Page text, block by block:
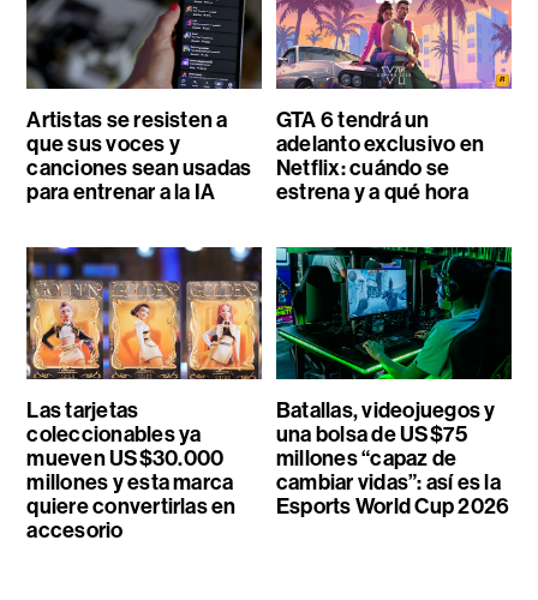
Artistas se resisten a
que sus voces y
canciones sean usadas
para entrenar a la IA
GTA 6 tendrá un
adelanto exclusivo en
Netflix: cuándo se
estrena y a qué hora
Las tarjetas
coleccionables ya
mueven US$30.000
millones y esta marca
quiere convertirlas en
accesorio
Batallas, videojuegos y
una bolsa de US$75
millones “capaz de
cambiar vidas”: así es la
Esports World Cup 2026